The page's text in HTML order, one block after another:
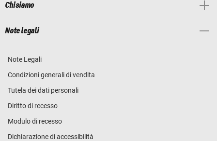
Chi siamo
Note legali
Note Legali
Condizioni generali di vendita
Tutela dei dati personali
Diritto di recesso
Modulo di recesso
Dichiarazione di accessibilità